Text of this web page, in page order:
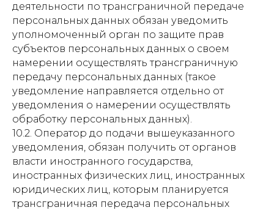
деятельности по трансграничной передаче
персональных данных обязан уведомить
уполномоченный орган по защите прав
субъектов персональных данных о своем
намерении осуществлять трансграничную
передачу персональных данных (такое
уведомление направляется отдельно от
уведомления о намерении осуществлять
обработку персональных данных).
10.2. Оператор до подачи вышеуказанного
уведомления, обязан получить от органов
власти иностранного государства,
иностранных физических лиц, иностранных
юридических лиц, которым планируется
трансграничная передача персональных